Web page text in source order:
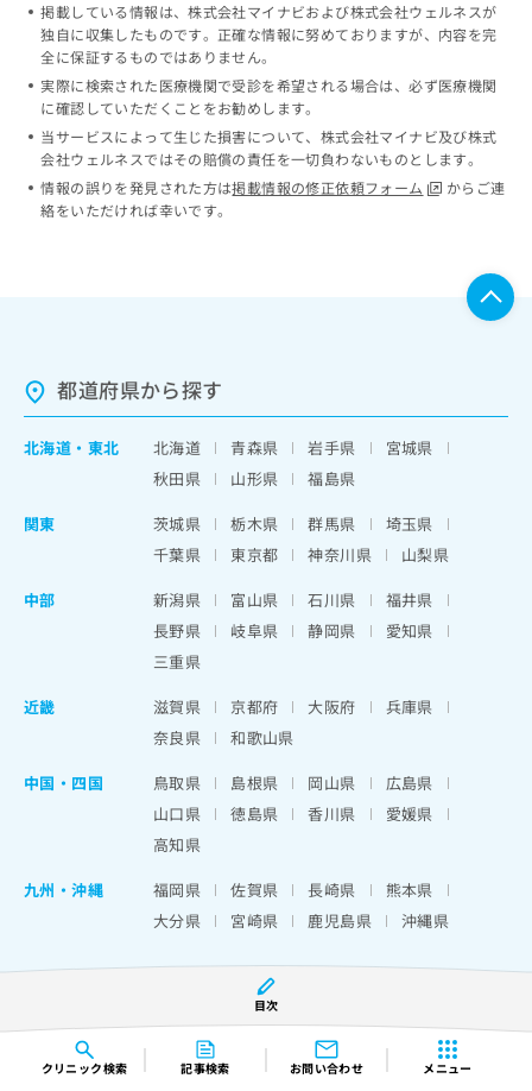
クリニック検索 記事検索 お問い合わせ メニュー
目次
掲載している情報は、株式会社マイナビおよび株式会社ウェルネスが
独自に収集したものです。正確な情報に努めておりますが、内容を完
全に保証するものではありません。
実際に検索された医療機関で受診を希望される場合は、必ず医療機関
に確認していただくことをお勧めします。
当サービスによって生じた損害について、株式会社マイナビ及び株式
会社ウェルネスではその賠償の責任を一切負わないものとします。
情報の誤りを発見された方は掲載情報の修正依頼フォーム
からご連
絡をいただければ幸いです。
都道府県から探す
北海道 ・ 東北 北海道 青森県 岩手県
宮城県
秋田県
山形県
福島県
関東
茨城県 栃木県 群馬県
埼玉県
千葉県
東京都 神奈川県
山梨県
中部
新潟県 富山県 石川県
福井県
長野県
岐阜県 静岡県
愛知県
三重県
近畿
滋賀県 京都府 大阪府
兵庫県
奈良県
和歌山県
中国・四国
鳥取県 島根県 岡山県
広島県
山口県
徳島県 香川県
愛媛県
高知県
九州・沖縄
福岡県 佐賀県 長崎県
熊本県
大分県
宮崎県 鹿児島県 沖縄県
運営会社